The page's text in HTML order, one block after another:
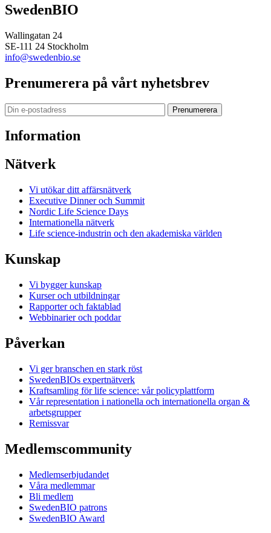
SwedenBIO
Wallingatan 24
SE-111 24 Stockholm
info@swedenbio.se
Prenumerera på vårt nyhetsbrev
Prenumerera
Information
Nätverk
Vi utökar ditt affärsnätverk
Executive Dinner och Summit
Nordic Life Science Days
Internationella nätverk
Life science-industrin och den akademiska världen
Kunskap
Vi bygger kunskap
Kurser och utbildningar
Rapporter och faktablad
Webbinarier och poddar
Påverkan
Vi ger branschen en stark röst
SwedenBIOs expertnätverk
Kraftsamling för life science: vår policyplattform
Vår representation i nationella och internationella organ &
arbetsgrupper
Remissvar
Medlemscommunity
Medlemserbjudandet
Våra medlemmar
Bli medlem
SwedenBIO patrons
SwedenBIO Award